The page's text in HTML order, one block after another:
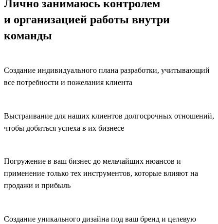
Лично занимаюсь контролем
и организацией работы внутри
команды
Создание индивидуального плана разработки, учитывающий
все потребности и пожелания клиента
Выстраивание для наших клиентов долгосрочных отношений,
чтобы добиться успеха в их бизнесе
Погружение в ваш бизнес до мельчайших нюансов и
применение только тех инструментов, которые влияют на
продажи и прибыль
Создание уникального дизайна под ваш бренд и целевую